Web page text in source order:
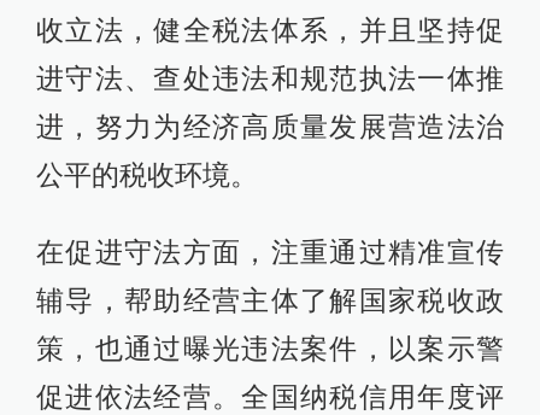
收立法，健全税法体系，并且坚持促
进守法、查处违法和规范执法一体推
进，努力为经济高质量发展营造法治
公平的税收环境。
在促进守法方面，注重通过精准宣传
辅导，帮助经营主体了解国家税收政
策，也通过曝光违法案件，以案示警
促进依法经营。全国纳税信用年度评